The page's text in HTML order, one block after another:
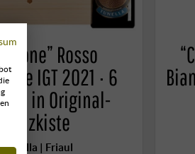
Rosso
IGT 2021 · 6
in Original-
Holzkiste
Tunella | Friaul